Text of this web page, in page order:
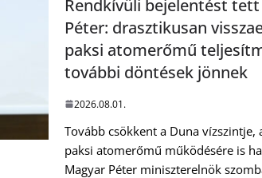
Rendkívüli bejelentést
Péter: drasztikusan
paksi atomerőmű
további döntések jönnek
2026.08.01.
Tovább csökkent a Duna vízszintje,
paksi atomerőmű működésére is
Magyar Péter miniszterelnök